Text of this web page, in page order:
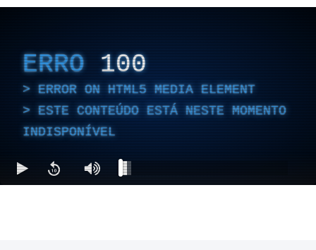
ERRO 100
ERROR ON HTML5 MEDIA ELEMENT
ESTE CONTEÚDO ESTÁ NESTE MOMENTO
INDISPONÍVEL